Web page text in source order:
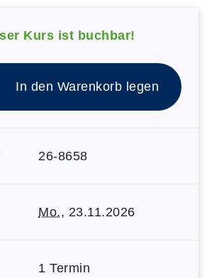
Kurs ist buchbar!
In den Warenkorb legen
26-8658
Mo., 23.11.2026
1 Termin